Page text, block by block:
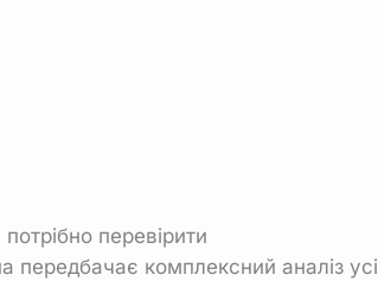
перевірити
комплексний аналіз